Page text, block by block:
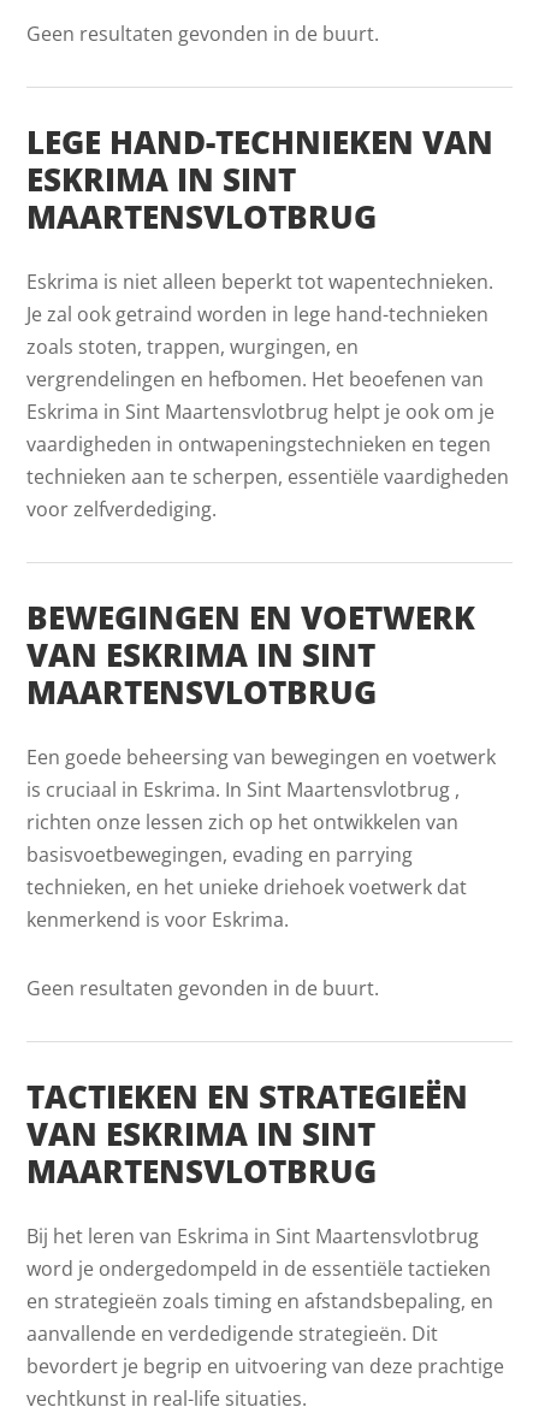
Geen resultaten gevonden in de buurt.
LEGE HAND-TECHNIEKEN VAN
ESKRIMA IN SINT
MAARTENSVLOTBRUG
Eskrima is niet alleen beperkt tot wapentechnieken.
Je zal ook getraind worden in lege hand-technieken
zoals stoten, trappen, wurgingen, en
vergrendelingen en hefbomen. Het beoefenen van
Eskrima in Sint Maartensvlotbrug helpt je ook om je
vaardigheden in ontwapeningstechnieken en tegen
technieken aan te scherpen, essentiële vaardigheden
voor zelfverdediging.
BEWEGINGEN EN VOETWERK
VAN ESKRIMA IN SINT
MAARTENSVLOTBRUG
Een goede beheersing van bewegingen en voetwerk
is cruciaal in Eskrima. In Sint Maartensvlotbrug ,
richten onze lessen zich op het ontwikkelen van
basisvoetbewegingen, evading en parrying
technieken, en het unieke driehoek voetwerk dat
kenmerkend is voor Eskrima.
Geen resultaten gevonden in de buurt.
TACTIEKEN EN STRATEGIEËN
VAN ESKRIMA IN SINT
MAARTENSVLOTBRUG
Bij het leren van Eskrima in Sint Maartensvlotbrug
word je ondergedompeld in de essentiële tactieken
en strategieën zoals timing en afstandsbepaling, en
aanvallende en verdedigende strategieën. Dit
bevordert je begrip en uitvoering van deze prachtige
vechtkunst in real-life situaties.